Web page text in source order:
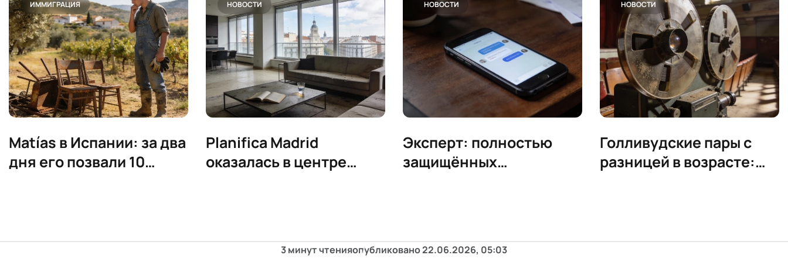
ИММИГРАЦИЯ
Matías в Испании: за два
дня его позвали 10
НОВОСТИ
Planifica Madrid
оказалась в центре
НОВОСТИ
Эксперт: полностью
защищённых
НОВОСТИ
Голливудские пары с
разницей в возрасте:
3 минут чтенияопубликовано22.06.2026, 05:03